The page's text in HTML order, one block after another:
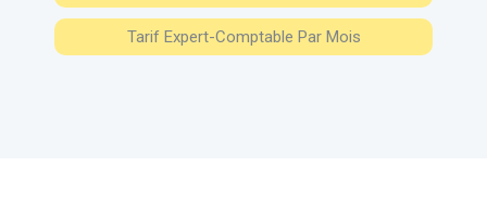
Tarif Expert-Comptable Par Mois